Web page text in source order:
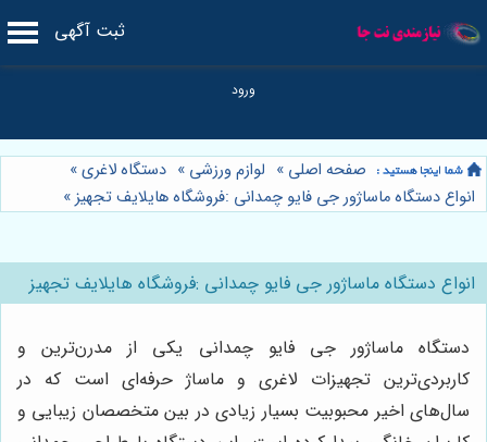
ثبت آگهی
صفحه اصلی » لوازم ورزشی » دستگاه لاغری»
انواع دستگاه ماساژور جی فایو چمدانی :فروشگاه هایلایف تجهیز»
انواع دستگاه ماساژور جی فایو چمدانی :فروشگاه هایلایف تجهیز
دستگاه ماساژور جی فایو چمدانی یکی از مدرن‌ترین و
کاربردی‌ترین تجهیزات لاغری و ماساژ حرفه‌ای است که در
سال‌های اخیر محبوبیت بسیار زیادی در بین متخصصان زیبایی و